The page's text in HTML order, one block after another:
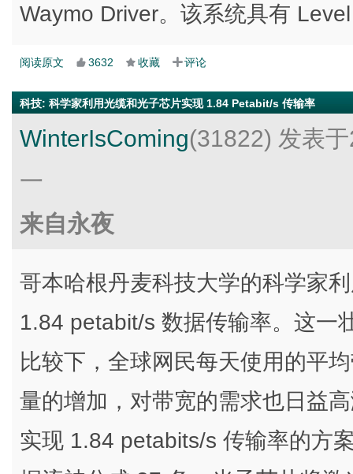
Waymo Driver。该系统具有
阅读原文 3632 收藏 评论
科技: 科学家利用光缆和光子芯片实现 1.84 Petabit/s 传输率
WinterIsComing(31822) 发表
一
来自永夜
哥本哈根丹麦科技大学的科学家
1.84 petabit/s 数据传输率。这一
比较下，全球网民每天使用的平
量的增加，对带宽的需求也日益
实现 1.84 petabits/s 传输率的方